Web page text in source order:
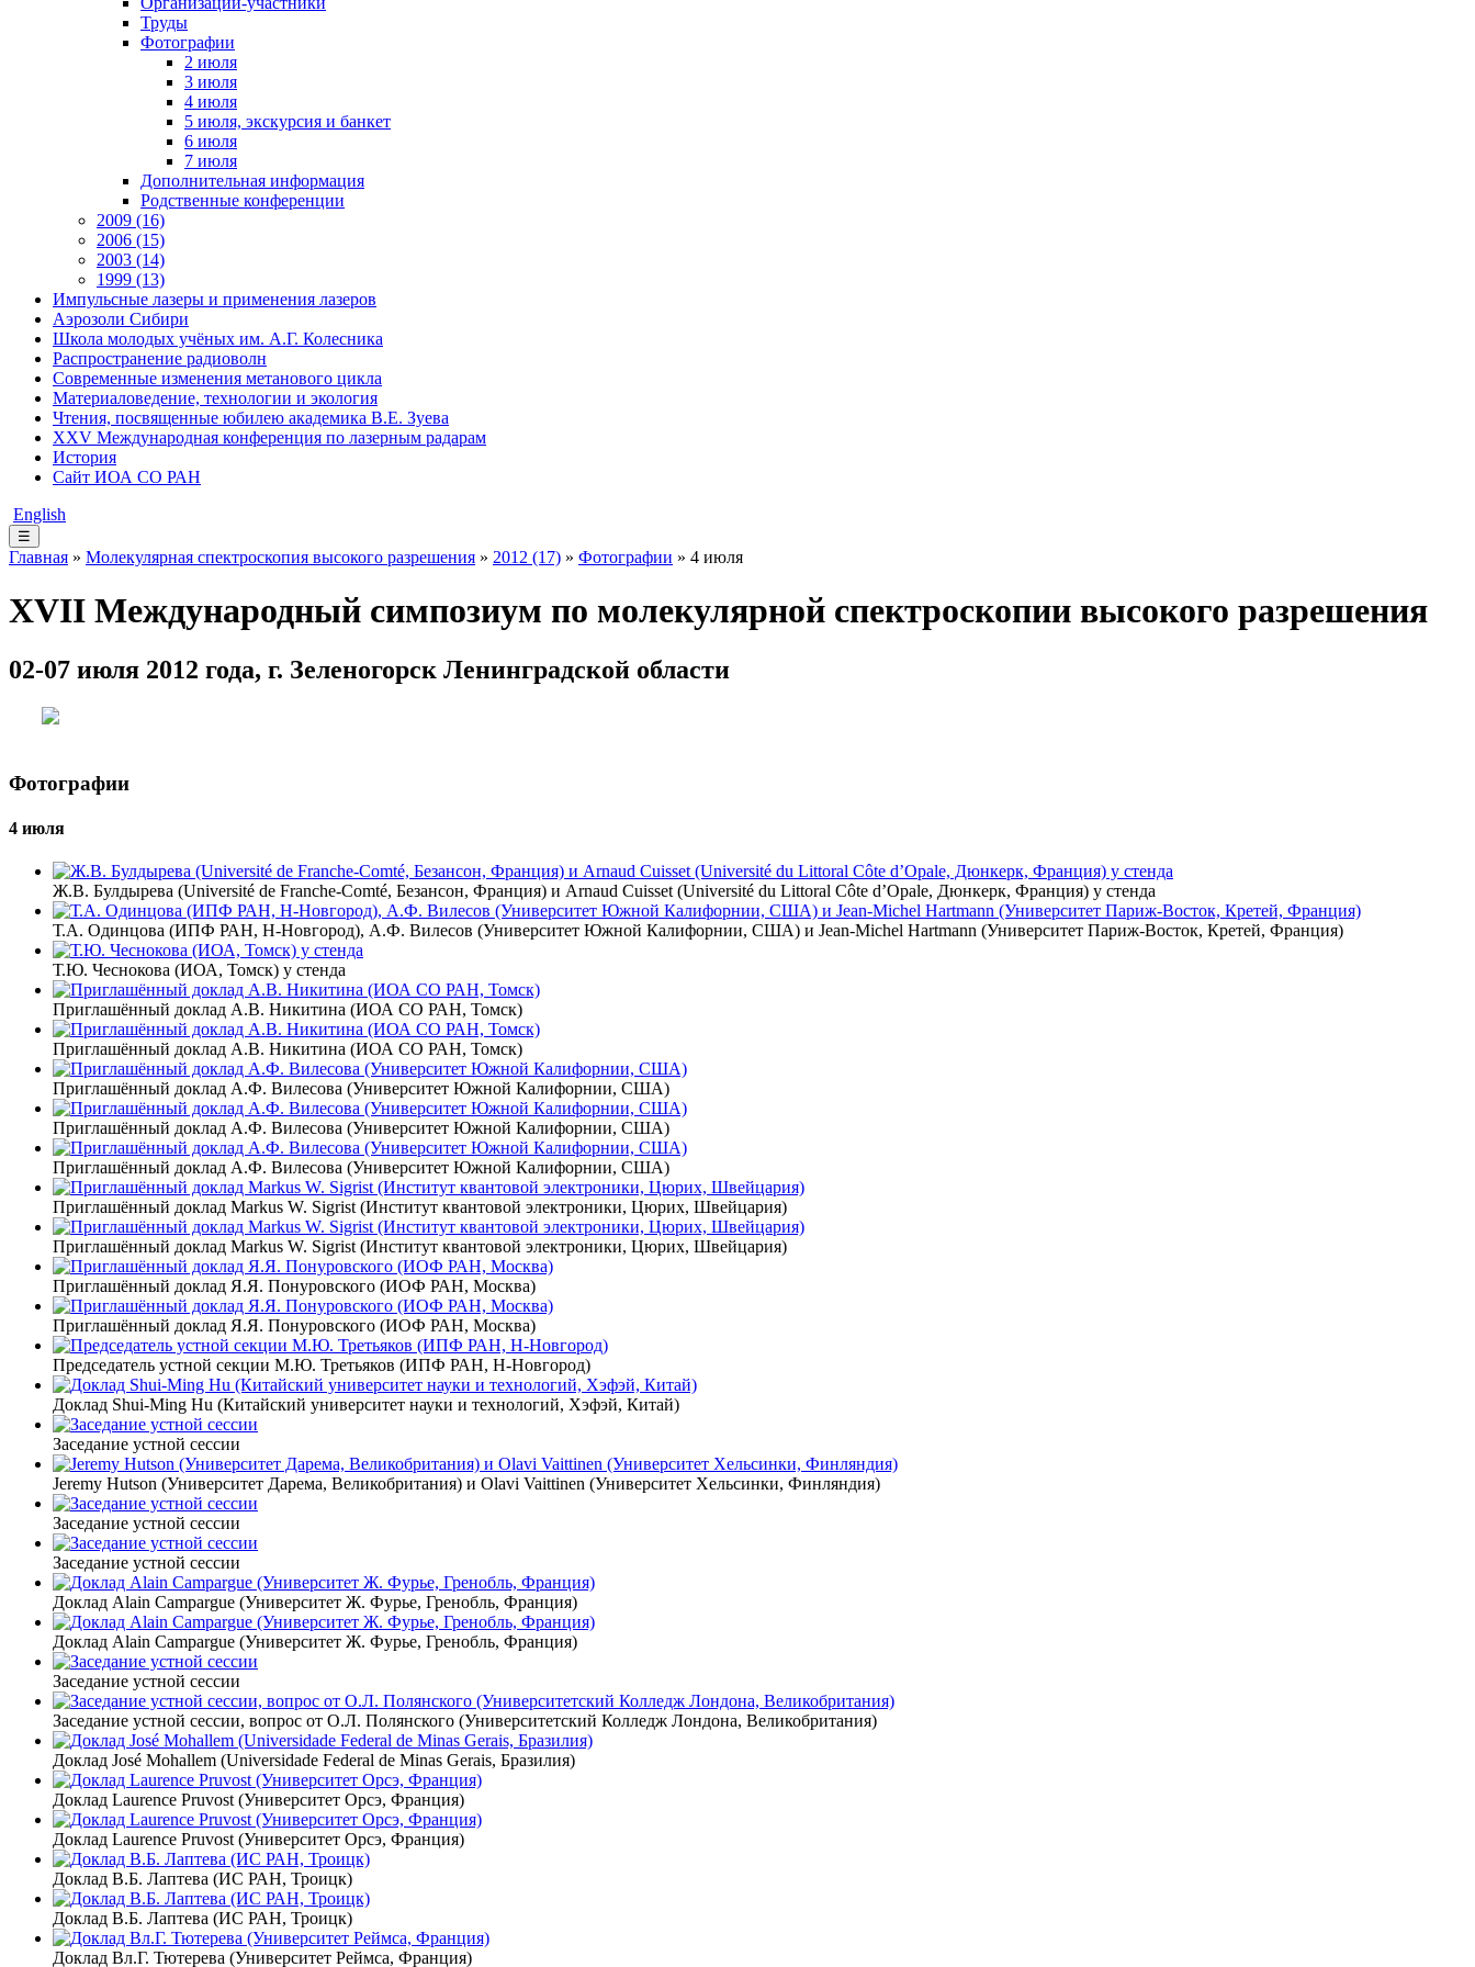
Труды
Фотографии
2 июля
3 июля
4 июля
5 июля, экскурсия и банкет
6 июля
7 июля
Дополнительная информация
Родственные конференции
2009 (16)
2006 (15)
2003 (14)
1999 (13)
Импульсные лазеры и применения лазеров
Аэрозоли Сибири
Школа молодых учёных им. А.Г. Колесника
Распространение радиоволн
Современные изменения метанового цикла
Материаловедение, технологии и экология
Чтения, посвященные юбилею академика В.Е. Зуева
XXV Международная конференция по лазерным радарам
История
Сайт ИОА СО РАН
English
☰
Главная » Молекулярная спектроскопия высокого разрешения » 2012 (17) » Фотографии » 4 июля
XVII Международный симпозиум по молекулярной спектроскопии высокого разрешения
02-07 июля 2012 года, г. Зеленогорск Ленинградской области
Фотографии
4 июля
Ж.В. Булдырева (Université de Franche-Comté, Безансон, Франция) и Arnaud Cuisset (Université du Littoral Côte d’Opale, Дюнкерк, Франция) у стенда
Т.А. Одинцова (ИПФ РАН, Н-Новгород), А.Ф. Вилесов (Университет Южной Калифорнии, США) и Jean-Michel Hartmann (Университет Париж-Восток, Кретей, Франция)
Т.Ю. Чеснокова (ИОА, Томск) у стенда
Приглашённый доклад А.В. Никитина (ИОА СО РАН, Томск)
Приглашённый доклад А.В. Никитина (ИОА СО РАН, Томск)
Приглашённый доклад А.Ф. Вилесова (Университет Южной Калифорнии, США)
Приглашённый доклад А.Ф. Вилесова (Университет Южной Калифорнии, США)
Приглашённый доклад А.Ф. Вилесова (Университет Южной Калифорнии, США)
Приглашённый доклад Markus W. Sigrist (Институт квантовой электроники, Цюрих, Швейцария)
Приглашённый доклад Markus W. Sigrist (Институт квантовой электроники, Цюрих, Швейцария)
Приглашённый доклад Я.Я. Понуровского (ИОФ РАН, Москва)
Приглашённый доклад Я.Я. Понуровского (ИОФ РАН, Москва)
Председатель устной секции М.Ю. Третьяков (ИПФ РАН, Н-Новгород)
Доклад Shui-Ming Hu (Китайский университет науки и технологий, Хэфэй, Китай)
Заседание устной сессии
Jeremy Hutson (Университет Дарема, Великобритания) и Olavi Vaittinen (Университет Хельсинки, Финляндия)
Заседание устной сессии
Заседание устной сессии
Доклад Alain Campargue (Университет Ж. Фурье, Гренобль, Франция)
Доклад Alain Campargue (Университет Ж. Фурье, Гренобль, Франция)
Заседание устной сессии
Заседание устной сессии, вопрос от О.Л. Полянского (Университетский Колледж Лондона, Великобритания)
Доклад José Mohallem (Universidade Federal de Minas Gerais, Бразилия)
Доклад Laurence Pruvost (Университет Орсэ, Франция)
Доклад Laurence Pruvost (Университет Орсэ, Франция)
Доклад В.Б. Лаптева (ИС РАН, Троицк)
Доклад В.Б. Лаптева (ИС РАН, Троицк)
Доклад Вл.Г. Тютерева (Университет Реймса, Франция)